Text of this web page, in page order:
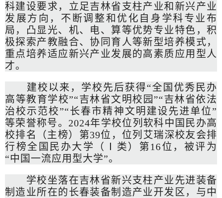
科建设要求，立足吉林省支柱产业和新兴产业
发展方向，不断调整和优化自身学科专业布
局，凸显光、机、电、算等优势专业特色，积
极探索产教融合、协同育人等新型培养模式，
重点培养适应新兴产业发展的高素质应用型人
才。
建校以来，学校先后获得“全国优秀民办
高等教育学校”“吉林省文明校园”“吉林省依法
治校示范校”“长春市精神文明建设先进单位”
等荣誉称号。2024年学校位列软科中国民办高
校排名（主榜）第39位，位列艾瑞深校友会排
行榜全国民办大学（Ⅰ类）第16位，被评为
“中国一流应用型大学”。
学校坐落在吉林省新兴支柱产业先进装备
制造业所在的长春装备制造产业开发区，与中